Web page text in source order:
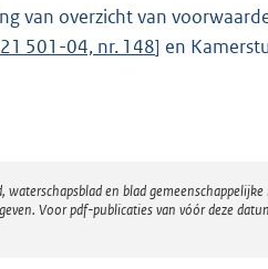
van overzicht van
21 501-04, nr. 148] en
en blad
Voor pdf-publicaties van vóór deze